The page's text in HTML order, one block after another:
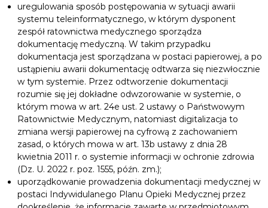
uregulowania sposób postępowania w sytuacji awarii
systemu teleinformatycznego, w którym dysponent
zespół ratownictwa medycznego sporządza
dokumentację medyczną. W takim przypadku
dokumentacja jest sporządzana w postaci papierowej, a po
ustąpieniu awarii dokumentację odtwarza się niezwłocznie
w tym systemie. Przez odtworzenie dokumentacji
rozumie się jej dokładne odwzorowanie w systemie, o
którym mowa w art. 24e ust. 2 ustawy o Państwowym
Ratownictwie Medycznym, natomiast digitalizacja to
zmiana wersji papierowej na cyfrową z zachowaniem
zasad, o których mowa w art. 13b ustawy z dnia 28
kwietnia 2011 r. o systemie informacji w ochronie zdrowia
(Dz. U. 2022 r. poz. 1555, późn. zm.);
uporządkowanie prowadzenia dokumentacji medycznej w
postaci Indywidulanego Planu Opieki Medycznej przez